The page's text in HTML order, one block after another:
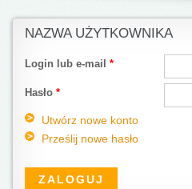
NAZWA UŻYTKOWNIKA
Login lub e-mail *
Hasło *
Utwórz nowe konto
Prześlij nowe hasło